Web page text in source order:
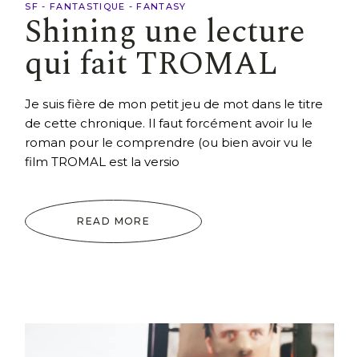
SF - FANTASTIQUE - FANTASY
Shining une lecture
qui fait TROMAL
Je suis fière de mon petit jeu de mot dans le titre
de cette chronique. Il faut forcément avoir lu le
roman pour le comprendre (ou bien avoir vu le
film TROMAL est la versio
READ MORE